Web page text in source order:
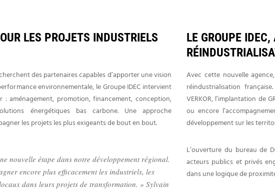
LES PROJETS INDUSTRIELS
des partenaires capables d’apporter une vision
environnementale, le Groupe IDEC intervient
: aménagement, promotion, financement, conception,
énergétiques bas carbone. Une approche
les projets les plus exigeants de bout en bout.
nouvelle étape dans notre développement régional.
encore plus efficacement les industriels, les
dans leurs projets de transformation. » Sylvain
LE GROUPE
Avec cette nouvelle
réindustrialisation
VERKOR, l’implantation de
ou encore
développement sur les
L’ouverture du bureau de
acteurs publics et privés
dans une logique de